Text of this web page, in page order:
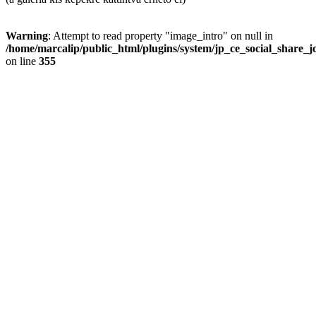
Warning: Attempt to read property "image_intro" on null in
/home/marcalip/public_html/plugins/system/
on line 355